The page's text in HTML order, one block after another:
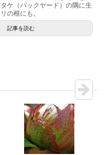
ケ（バックヤード）の隅に生
の根にも。
記事を読む